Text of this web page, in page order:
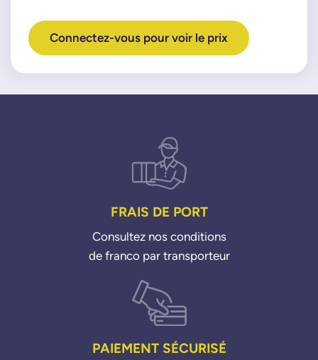
Connectez-vous pour voir le prix
FRAIS DE PORT
Consultez nos conditions
de franco par transporteur
PAIEMENT SÉCURISÉ